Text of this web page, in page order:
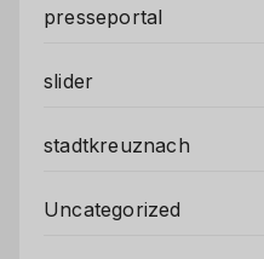
presseportal
slider
stadtkreuznach
Uncategorized